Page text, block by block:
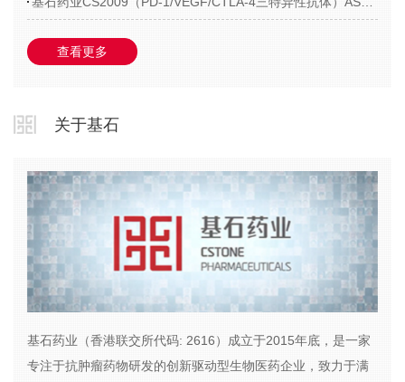
查看更多
关于基石
基石药业（香港联交所代码: 2616）成立于2015年底，是一家
专注于抗肿瘤药物研发的创新驱动型生物医药企业，致力于满